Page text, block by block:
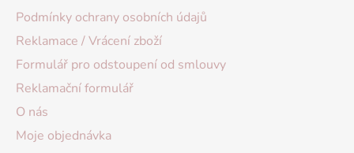
Podmínky ochrany osobních údajů
Reklamace / Vrácení zboží
Formulář pro odstoupení od smlouvy
Reklamační formulář
O nás
Moje objednávka